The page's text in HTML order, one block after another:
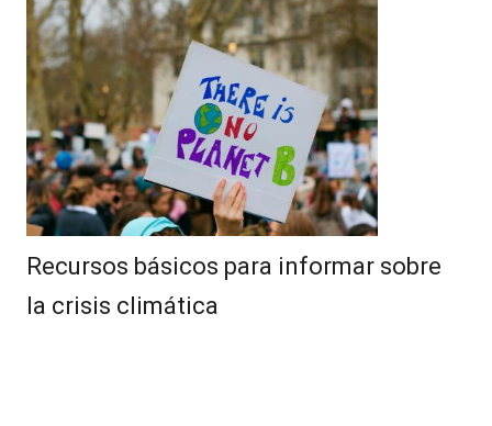
Recursos básicos para informar sobre
la crisis climática